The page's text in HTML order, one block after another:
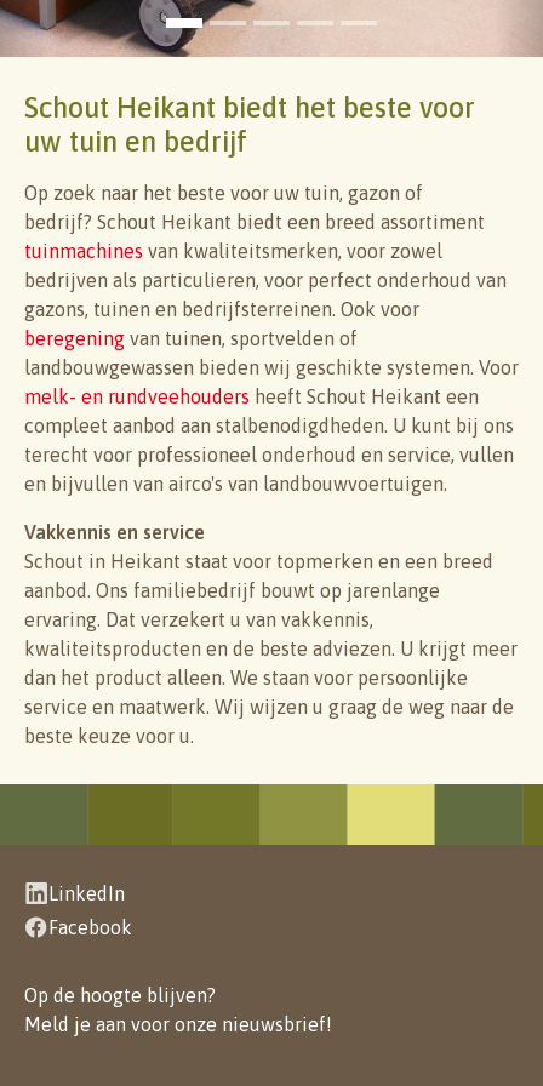
Schout Heikant biedt het beste voor
uw tuin en bedrijf
Op zoek naar het beste voor uw tuin, gazon of
bedrijf? Schout Heikant biedt een breed assortiment
tuinmachines van kwaliteitsmerken, voor zowel
bedrijven als particulieren, voor perfect onderhoud van
gazons, tuinen en bedrijfsterreinen. Ook voor
beregening van tuinen, sportvelden of
landbouwgewassen bieden wij geschikte systemen. Voor
melk- en rundveehouders heeft Schout Heikant een
compleet aanbod aan stalbenodigdheden. U kunt bij ons
terecht voor professioneel onderhoud en service, vullen
en bijvullen van airco's van landbouwvoertuigen.
Vakkennis en service
Schout in Heikant staat voor topmerken en een breed
aanbod. Ons familiebedrijf bouwt op jarenlange
ervaring. Dat verzekert u van vakkennis,
kwaliteitsproducten en de beste adviezen. U krijgt meer
dan het product alleen. We staan voor persoonlijke
service en maatwerk. Wij wijzen u graag de weg naar de
beste keuze voor u.
LinkedIn
Facebook
Op de hoogte blijven?
Meld je aan voor onze nieuwsbrief!